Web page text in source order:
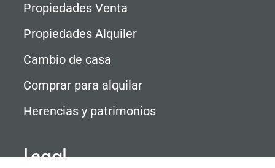
Propiedades Venta
Propiedades Alquiler
Cambio de casa
Comprar para alquilar
Herencias y patrimonios
Legal